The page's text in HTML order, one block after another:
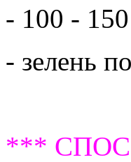
- 100 -
- зелень
***